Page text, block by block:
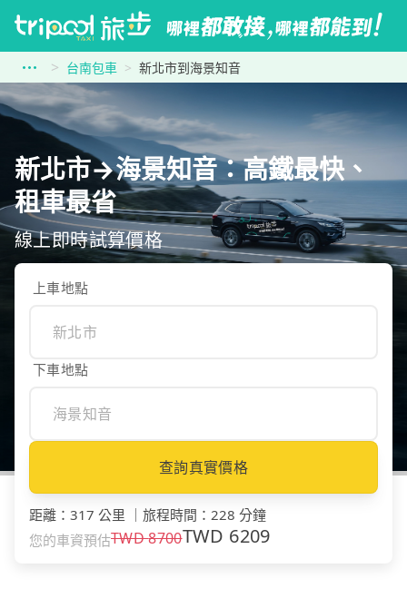
台南包車 新北市到海景知音
新北市→海景知音：高鐵最快、
租車最省
線上即時試算價格
上車地點
下車地點
查詢真實價格
距離 ： 317 公里 ｜ 旅程時間 ： 228 分鐘
您的車資預估TWD8700TWD 6209